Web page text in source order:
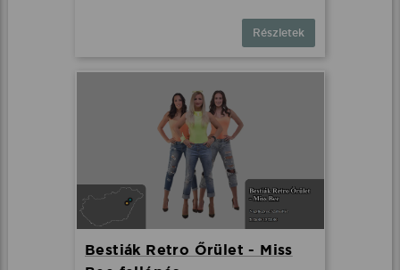
Részletek
Bestiák Retro Őrület - Miss